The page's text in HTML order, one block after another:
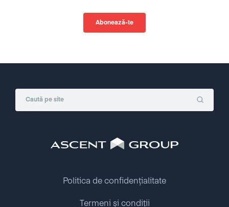
Politica de confidențialitate
Termeni și condiții